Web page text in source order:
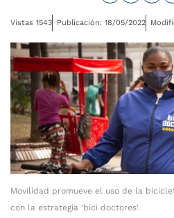
Vistas 1543 Publicación: 18/05/2022
Movilidad promueve el uso de la
con la estrategia 'bici doctores'.